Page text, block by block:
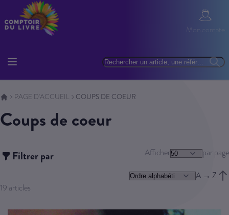
Allez au contenu
Rechercher
Mon
Mon compte
PAGE D'ACCUEIL COUPS DE COEUR
Coups de coeur
Filtrer par Afficher par page
19 articles
A → Z